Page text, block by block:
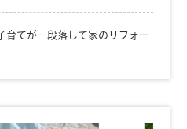
育てが一段落して家のリフォー